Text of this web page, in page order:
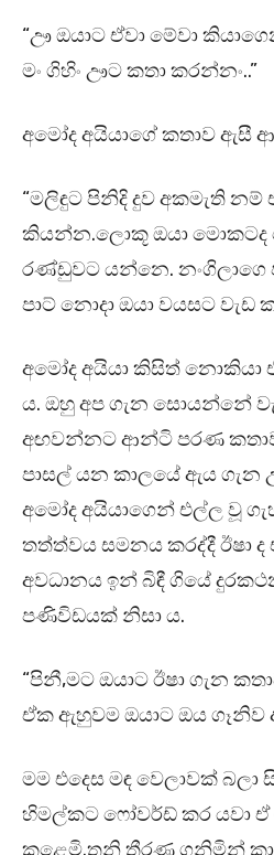
“ඌ ඔයාට ඒවා මේවා
මං ගිහිං ඌට කතා කරන්නං..”
අමෝද අයියාගේ කතාව ඇසී
“මලිඳුට පිනිදි දුව අකමැති
කියන්න.ලොකූ ඔයා
රණ්ඩුවට යන්නෙ.
පාට් නොදා ඔයා වයසට වැඩ
අමෝද අයියා කිසිත්
ය. ඔහු අප ගැන සොයන්නේ
අඟවන්නට ආන්ටි පරණ
පාසල් යන කාලයේ ඇය
අමෝද අයියාගෙන් එල්ල වූ
තත්ත්වය සමනය කරද්දී ඊෂා
අවධානය ඉන් බිඳී ගියේ
පණිවිඩයක් නිසා ය.
“පිනී,මට ඔයාට ඊෂා ගැන
ඒක ඇහුවම ඔයාට ඔය ගෑනිව
මම එදෙස මඳ වෙලාවක්
හිමල්කට ෆෝවර්ඩ් කර යවා
කළෙමි.තනි තීරණ ගනිමින්